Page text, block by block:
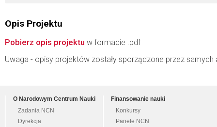
Opis Projektu
Pobierz opis projektu w formacie .pdf
Uwaga - opisy projektów zostały sporządzone przez
O Narodowym Centrum Nauki
Zadania NCN
Dyrekcja
Finansowanie nauki
Konkursy
Panele NCN